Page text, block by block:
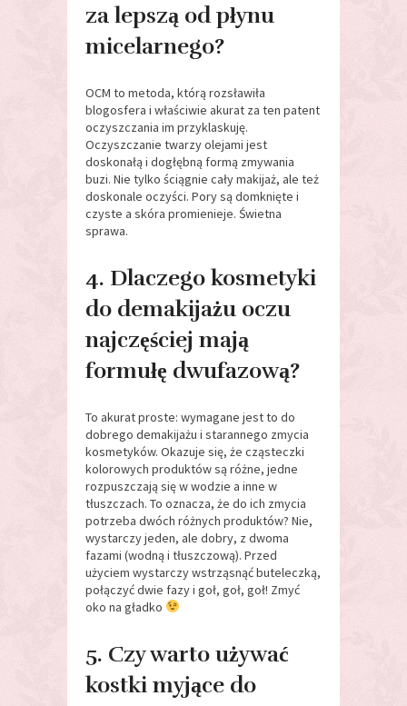
za lepszą od płynu
micelarnego?
OCM to metoda, którą rozsławiła
blogosfera i właściwie akurat za ten patent
oczyszczania im przyklaskuję.
Oczyszczanie twarzy olejami jest
doskonałą i dogłębną formą zmywania
buzi. Nie tylko ściągnie cały makijaż, ale też
doskonale oczyści. Pory są domknięte i
czyste a skóra promienieje. Świetna
sprawa.
4. Dlaczego kosmetyki
do demakijażu oczu
najczęściej mają
formułę dwufazową?
To akurat proste: wymagane jest to do
dobrego demakijażu i starannego zmycia
kosmetyków. Okazuje się, że cząsteczki
kolorowych produktów są różne, jedne
rozpuszczają się w wodzie a inne w
tłuszczach. To oznacza, że do ich zmycia
potrzeba dwóch różnych produktów? Nie,
wystarczy jeden, ale dobry, z dwoma
fazami (wodną i tłuszczową). Przed
użyciem wystarczy wstrząsnąć buteleczką,
połączyć dwie fazy i goł, goł, goł! Zmyć
oko na gładko
5. Czy warto używać
kostki myjące do